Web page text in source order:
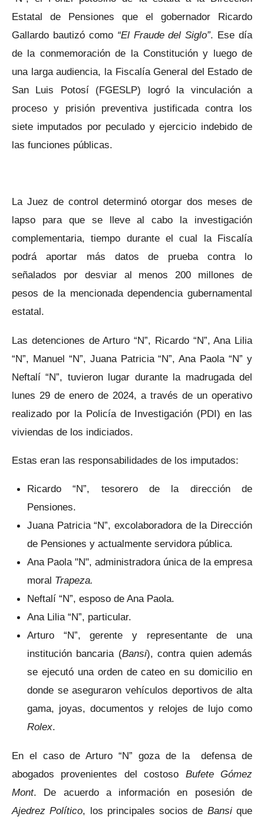
Estatal de Pensiones que el gobernador Ricardo
Gallardo bautizó como “El Fraude del Siglo”. Ese día
de la conmemoración de la Constitución y luego de
una larga audiencia, la Fiscalía General del Estado de
San Luis Potosí (FGESLP) logró la vinculación a
proceso y prisión preventiva justificada contra los
siete imputados por peculado y ejercicio indebido de
las funciones públicas.
La Juez de control determinó otorgar dos meses de
lapso para que se lleve al cabo la investigación
complementaria, tiempo durante el cual la Fiscalía
podrá aportar más datos de prueba contra lo
señalados por desviar al menos 200 millones de
pesos de la mencionada dependencia gubernamental
estatal.
Las detenciones de Arturo “N”, Ricardo “N”, Ana Lilia
“N”, Manuel “N”, Juana Patricia “N”, Ana Paola “N” y
Neftalí “N”, tuvieron lugar durante la madrugada del
lunes 29 de enero de 2024, a través de un operativo
realizado por la Policía de Investigación (PDI) en las
viviendas de los indiciados.
Estas eran las responsabilidades de los imputados:
Ricardo “N”, tesorero de la dirección de
Pensiones.
Juana Patricia “N”, excolaboradora de la Dirección
de Pensiones y actualmente servidora pública.
Ana Paola "N", administradora única de la empresa
moral Trapeza.
Neftalí “N”, esposo de Ana Paola.
Ana Lilia “N”, particular.
Arturo “N”, gerente y representante de una
institución bancaria (Bansi), contra quien además
se ejecutó una orden de cateo en su domicilio en
donde se aseguraron vehículos deportivos de alta
gama, joyas, documentos y relojes de lujo como
Rolex.
En el caso de Arturo “N” goza de la defensa de
abogados provenientes del costoso Bufete Gómez
Mont. De acuerdo a información en posesión de
Ajedrez Político, los principales socios de Bansique